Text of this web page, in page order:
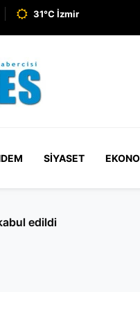
31°C İzmir
SIYASET
Milletvekili Turhan